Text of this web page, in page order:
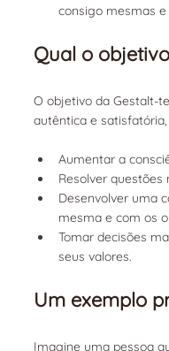
consigo mesmas
Qual o
O objetivo da Gestalt-
autêntica e
Aumentar a
Resolver questões
Desenvolver uma
mesma e com os
Tomar decisões
seus valores.
Um exemplo
Imagine uma pessoa